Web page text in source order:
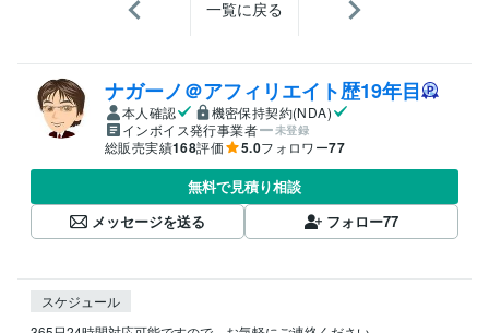
一覧に戻る
ナガーノ＠アフィリエイト歴19年目
本人確認
機密保持契約(NDA)
インボイス発行事業者
未登録
総販売実績168評価 5.0フォロワー77
無料で見積り相談
メッセージを送る
フォロー77
スケジュール